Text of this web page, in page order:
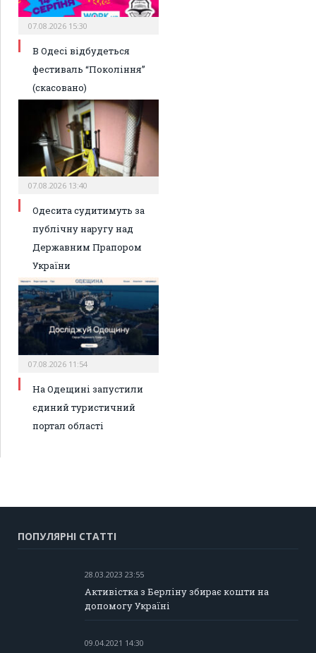
07.08.2026 15:30
В Одесі відбудеться
фестиваль “Покоління”
(скасовано)
07.08.2026 13:40
Одесита судитимуть за
публічну наругу над
Державним Прапором
України
07.08.2026 11:54
На Одещині запустили
єдиний туристичний
портал області
ПОПУЛЯРНІ СТАТТІ
28.03.2023 23:55
Активістка з Берліну збирає кошти на
допомогу Україні
09.04.2021 14:30